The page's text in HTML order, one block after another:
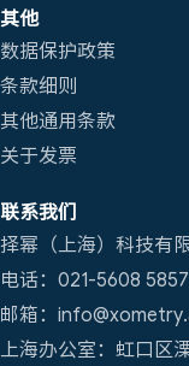
其他
数据保护政策
条款细则
其他通用条款
关于发票
联系我们
择幂（上海）科技有
电话：021-5608 5857
邮箱：
上海办公室：虹口区